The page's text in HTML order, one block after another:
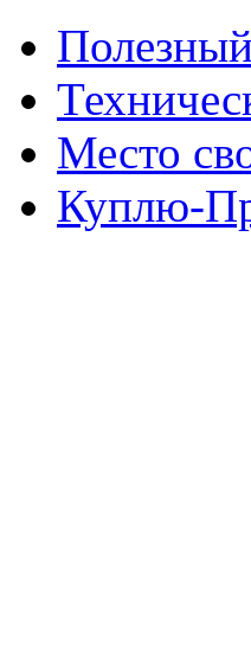
Место
Куплю-